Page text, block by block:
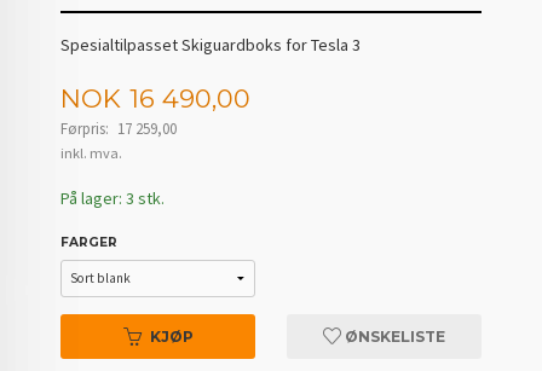
Spesialtilpasset Skiguardboks for Tesla 3
Tilbud
NOK 16 490,00
Førpris: 17 259,00
Rabatt
inkl. mva.
På lager: 3 stk.
FARGER
KJØP ØNSKELISTE